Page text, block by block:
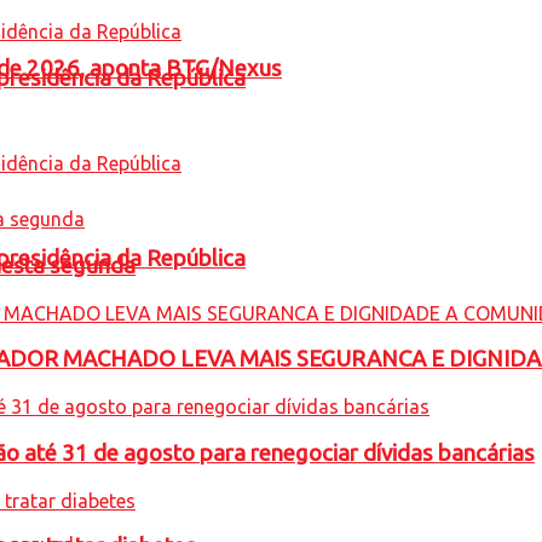
2026, aponta BTG/Nexus
da República
da República
segunda
MACHADO LEVA MAIS SEGURANCA E
até 31 de agosto para renegociar dívidas bancárias